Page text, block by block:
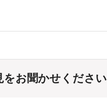
お聞かせください